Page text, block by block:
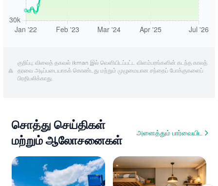
குறிப்பு: விலைத் தகவல் ikman இல் வெளியிடப்பட்ட விளம்பரங்களின் கடந்த காலத்
தரவை அடிப்படையாகக் கொண்டது மற்றும் முழுமையான சந்தைப் போக்குகளைப்
பிரதிபலிக்காது.
சொத்து செய்திகள்
மற்றும் ஆலோசனைகள்
அனைத்தும் பார்வையிட